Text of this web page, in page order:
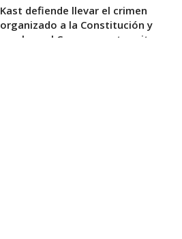
Kast defiende llevar el crimen
organizado a la Constitución y
emplaza al Congreso a tramitar